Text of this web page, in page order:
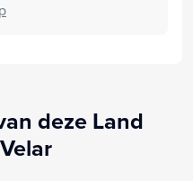
deze Land